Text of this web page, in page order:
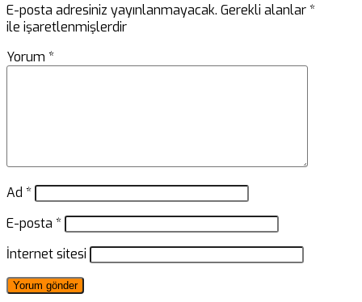
E-posta adresiniz yayınlanmayacak. Gerekli alanlar*
ile işaretlenmişlerdir
Yorum *
Ad *
E-posta *
İnternet sitesi